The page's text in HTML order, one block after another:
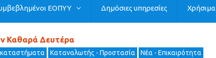
ΕΟΠΥΥ Δημόσιες υπηρεσίες Χρήσιμα
Καθαρά Δευτέρα
καταστήματα Καταναλωτής - Προστασία
Νέα - Επικαιρότητα